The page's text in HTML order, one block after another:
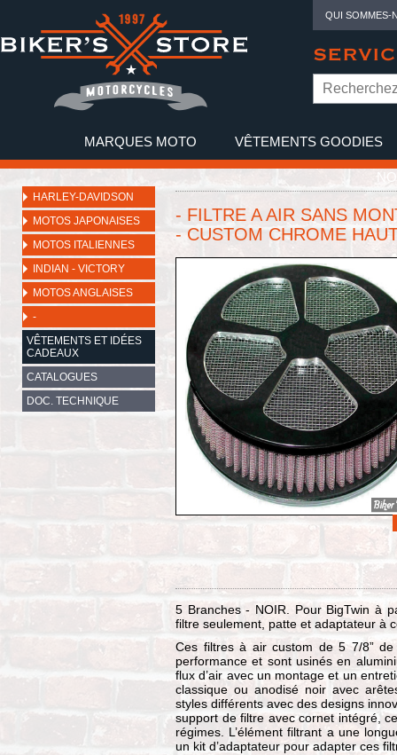
QUI SOMMES-
MARQUES MOTO VÊTEMENTS GOODIES
HARLEY-DAVIDSON
MOTOS JAPONAISES
MOTOS ITALIENNES
INDIAN - VICTORY
MOTOS ANGLAISES
-
VÊTEMENTS ET IDÉES
CADEAUX
CATALOGUES
DOC. TECHNIQUE
- FILTRE A AIR SANS
- CUSTOM CHROME
5 Branches - NOIR. Pour BigTwin à
filtre seulement, patte et adaptateur à
Ces filtres à air custom de 5 7/8”
performance et sont usinés en
flux d’air avec un montage et un
classique ou anodisé noir avec
styles différents avec des designs
support de filtre avec cornet intégré,
régimes. L’élément filtrant a une
un kit d’adaptateur pour adapter ces